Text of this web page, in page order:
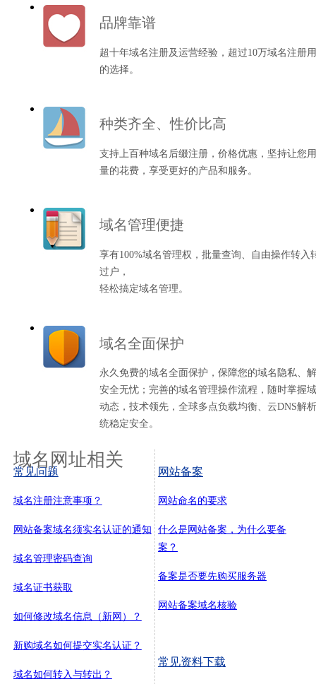
品牌靠谱
超十年域名注册及运营经验，超过10万域名注册
的选择。
种类齐全、性价比高
支持上百种域名后缀注册，价格优惠，坚持让您
量的花费，享受更好的产品和服务。
域名管理便捷
享有100%域名管理权，批量查询、自由操作转入
过户，
轻松搞定域名管理。
域名全面保护
永久免费的域名全面保护，保障您的域名隐私、
安全无忧；完善的域名管理操作流程，随时掌握
动态，技术领先，全球多点负载均衡、云DNS解
统稳定安全。
域名网址相关
常见问题
域名注册注意事项？
网站备案域名须实名认证的通知
域名管理密码查询
域名证书获取
如何修改域名信息（新网）？
新购域名如何提交实名认证？
域名如何转入与转出？
网站备案
网站命名的要求
什么是网站备案，为什么要备
案？
备案是否要先购买服务器
网站备案域名核验
常见资料下载